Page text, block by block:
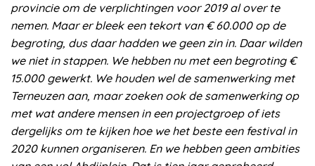
provincie om de verplichtingen voor 2019 al over te
nemen. Maar er bleek een tekort van € 60.000 op de
begroting, dus daar hadden we geen zin in. Daar wilden
we niet in stappen. We hebben nu met een begroting €
15.000 gewerkt. We houden wel de samenwerking met
Terneuzen aan, maar zoeken ook de samenwerking op
met wat andere mensen in een projectgroep of iets
dergelijks om te kijken hoe we het beste een festival in
2020 kunnen organiseren. En we hebben geen ambities